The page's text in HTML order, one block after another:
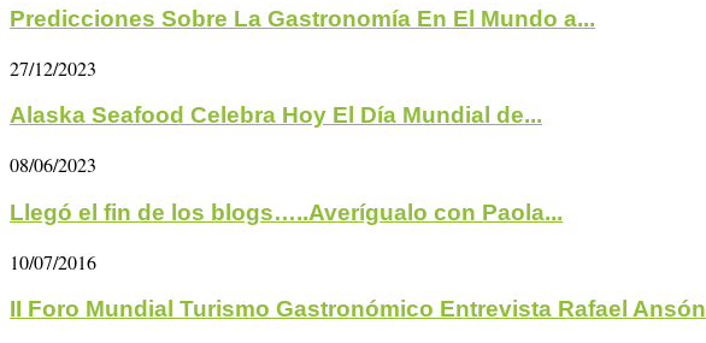
Predicciones Sobre La Gastronomía En El Mundo a...
27/12/2023
Alaska Seafood Celebra Hoy El Día Mundial de...
08/06/2023
Llegó el fin de los blogs…..Averígualo con Paola...
10/07/2016
II Foro Mundial Turismo Gastronómico Entrevista Rafael Ansón